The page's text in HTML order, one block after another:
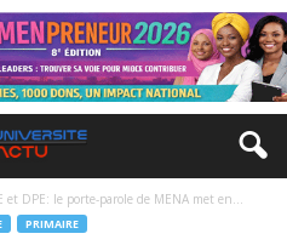
et DPE: le porte-parole de MENA met en...
PRIMAIRE